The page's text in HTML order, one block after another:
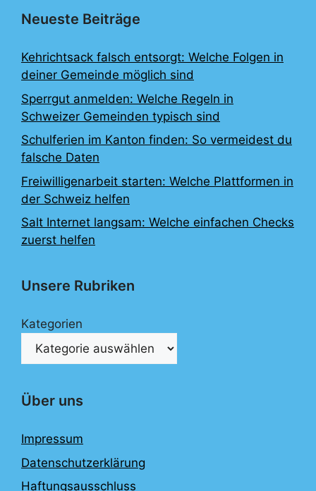
Neueste Beiträge
Kehrichtsack falsch entsorgt: Welche Folgen in
deiner Gemeinde möglich sind
Sperrgut anmelden: Welche Regeln in
Schweizer Gemeinden typisch sind
Schulferien im Kanton finden: So vermeidest du
falsche Daten
Freiwilligenarbeit starten: Welche Plattformen in
der Schweiz helfen
Salt Internet langsam: Welche einfachen Checks
zuerst helfen
Unsere Rubriken
Kategorien
Über uns
Impressum
Datenschutzerklärung
Haftungsausschluss